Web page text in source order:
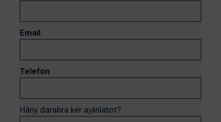
Email
Telefon
Hány darabra kér ajánlatot?